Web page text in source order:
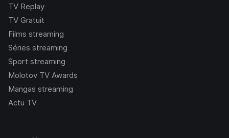
TV Replay
TV Gratuit
Films streaming
Séries streaming
Sport streaming
Molotov TV Awards
Mangas streaming
Actu TV